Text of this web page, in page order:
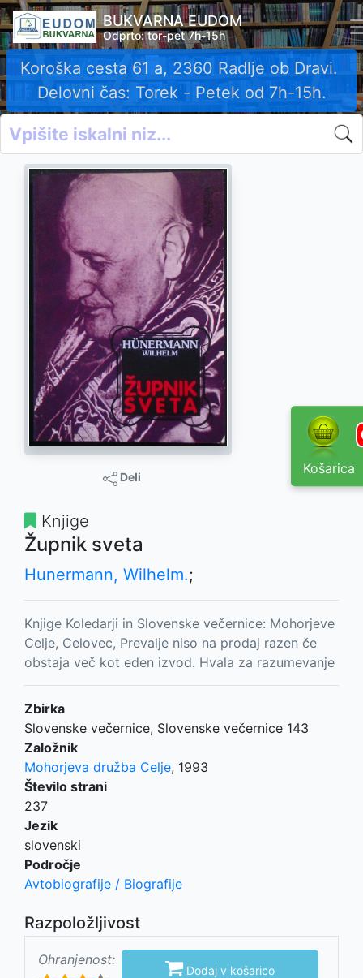
BUKVARNA EUDOM
Odprto: tor-pet 7h-15h
Koroška cesta 61 a, 2360 Radlje ob Dravi.
Delovni čas: Torek - Petek od 7h-15h.
Košarica
Deli
Knjige
Župnik sveta
Hunermann, Wilhelm.;
Knjige Koledarji in Slovenske večernice: Mohorjeve
Celje, Celovec, Prevalje niso na prodaj razen če
obstaja več kot eden izvod. Hvala za razumevanje
Zbirka
Slovenske večernice, Slovenske večernice 143
Založnik
Mohorjeva družba Celje, 1993
Število strani
237
Jezik
slovenski
Področje
Avtobiografije / Biografije
Razpoložljivost
Ohranjenost:  Dodaj v košarico